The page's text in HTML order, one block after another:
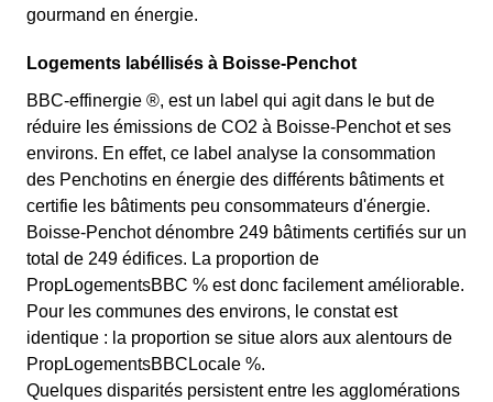
gourmand en énergie.
Logements labéllisés à Boisse-Penchot
BBC-effinergie ®, est un label qui agit dans le but de
réduire les émissions de CO2 à Boisse-Penchot et ses
environs. En effet, ce label analyse la consommation
des Penchotins en énergie des différents bâtiments et
certifie les bâtiments peu consommateurs d'énergie.
Boisse-Penchot dénombre 249 bâtiments certifiés sur un
total de 249 édifices. La proportion de
PropLogementsBBC % est donc facilement améliorable.
Pour les communes des environs, le constat est
identique : la proportion se situe alors aux alentours de
PropLogementsBBCLocale %.
Quelques disparités persistent entre les agglomérations